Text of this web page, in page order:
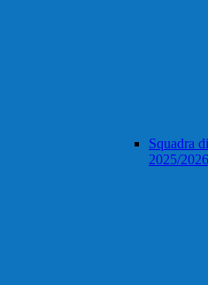
Squadra
2025/2026